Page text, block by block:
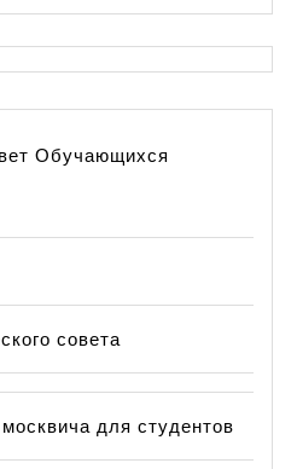
Обучающихся
совета
для студентов